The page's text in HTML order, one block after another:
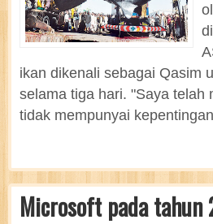
ikan dikenali sebagai Qasim
selama tiga hari. "Saya telah
tidak mempunyai
Microsoft pada tahun